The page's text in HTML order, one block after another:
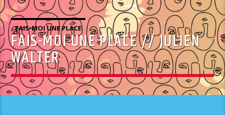
FAIS-MOI UNE PLACE
FAIS-MOI UNE PLACE // JULIEN
WALTER